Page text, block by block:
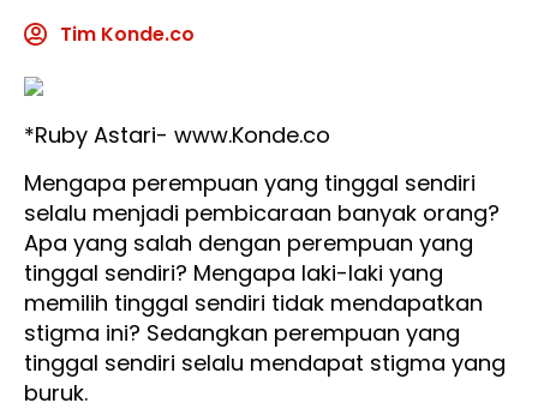
Tim Konde.co
*Ruby Astari- www.Konde.co
Mengapa perempuan yang tinggal sendiri
selalu menjadi pembicaraan banyak orang?
Apa yang salah dengan perempuan yang
tinggal sendiri? Mengapa laki-laki yang
memilih tinggal sendiri tidak mendapatkan
stigma ini? Sedangkan perempuan yang
tinggal sendiri selalu mendapat stigma yang
buruk.